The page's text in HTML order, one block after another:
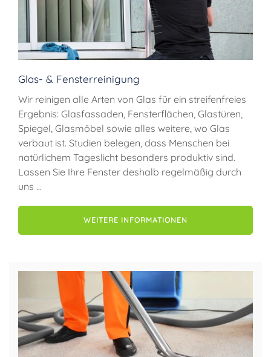
Glas- & Fensterreinigung
Wir reinigen alle Arten von Glas für ein streifenfreies
Ergebnis: Glasfassaden, Fensterflächen, Glastüren,
Spiegel, Glasmöbel sowie alles weitere, wo Glas
verbaut ist. Studien belegen, dass Menschen bei
natürlichem Tageslicht besonders produktiv sind.
Lassen Sie Ihre Fenster deshalb regelmäßig durch
uns …
WEITERE INFORMATIONEN